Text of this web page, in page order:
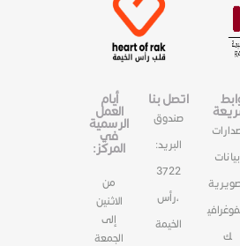
بيانات
ك
اتصل بنا
صندوق
البريد:
3722
،رأس
الخيمة
أيام
العمل
الرسمية
في
المركز:
من
الاثنين
إلى
الجمعة